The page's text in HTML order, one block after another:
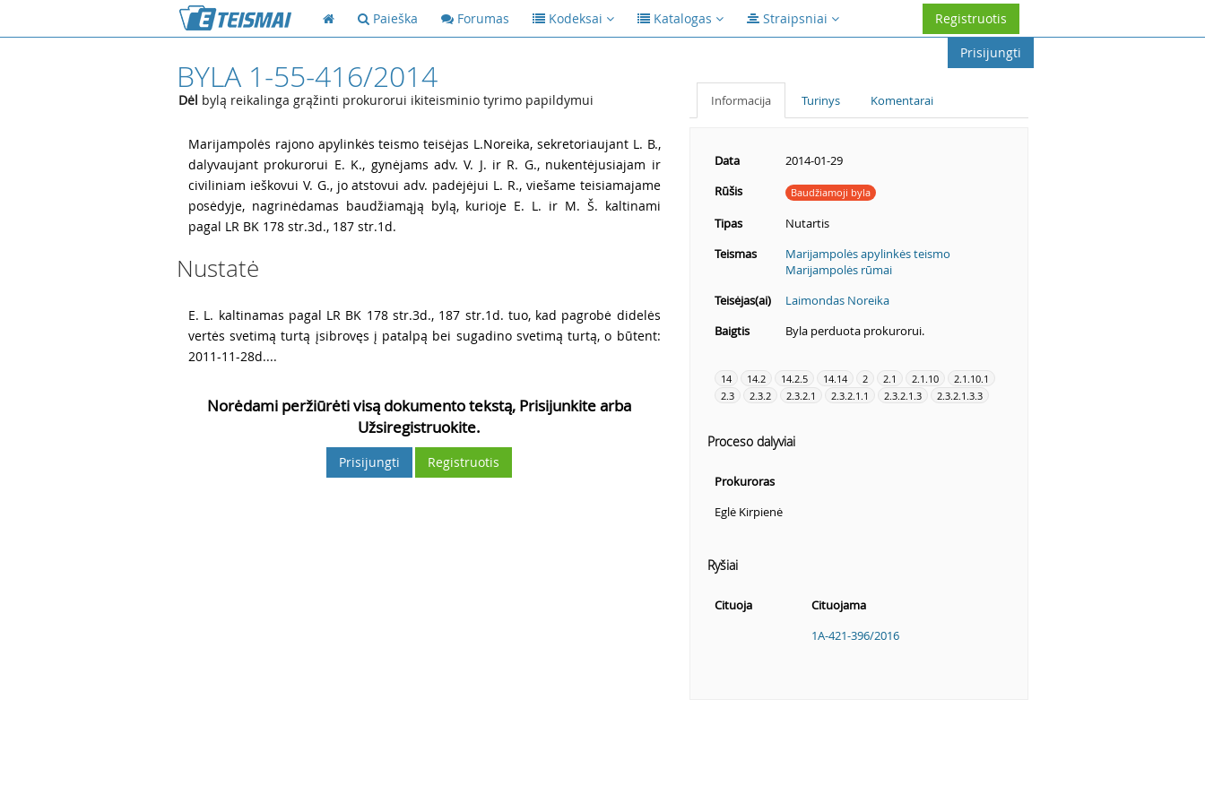
Paieška Forumas Kodeksai Katalogas Straipsniai
Registruotis
Prisijungti
BYLA 1-55-416/2014
Dėl bylą reikalinga grąžinti prokurorui ikiteisminio tyrimo papildymui
Marijampolės rajono apylinkės teismo teisėjas L.Noreika, sekretoriaujant L. B.,
dalyvaujant prokurorui E. K., gynėjams adv. V. J. ir R. G., nukentėjusiajam ir
civiliniam ieškovui V. G., jo atstovui adv. padėjėjui L. R., viešame teisiamajame
posėdyje, nagrinėdamas baudžiamąją bylą, kurioje E. L. ir M. Š. kaltinami
pagal LR BK 178 str.3d., 187 str.1d.
Nustatė
E. L. kaltinamas pagal LR BK 178 str.3d., 187 str.1d. tuo, kad pagrobė didelės
vertės svetimą turtą įsibrovęs į patalpą bei sugadino svetimą turtą, o būtent:
2011-11-28d....
Norėdami peržiūrėti visą dokumento tekstą, Prisijunkite arba
Užsiregistruokite.
Prisijungti Registruotis
Informacija Turinys Komentarai
Data
2014-01-29
Rūšis
Baudžiamoji byla
Tipas
Nutartis
Teismas
Marijampolės apylinkės teismo
Marijampolės rūmai
Teisėjas(ai)
Laimondas Noreika
Baigtis
Byla perduota prokurorui.
14 14.2 14.2.5 14.14 2 2.1 2.1.10
2.1.10.1
2.3
2.3.2 2.3.2.1 2.3.2.1.1 2.3.2.1.3 2.3.2.1.3.3
Proceso dalyviai
Prokuroras
Eglė Kirpienė
Ryšiai
Cituoja
Cituojama
1A-421-396/2016